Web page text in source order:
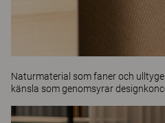
Naturmaterial somfaneroch
känsla som genomsyrar